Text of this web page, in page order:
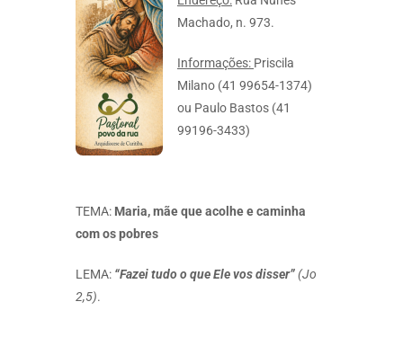
Machado, n. 973.
Informações: Priscila
Milano (41 99654-1374)
ou Paulo Bastos (41
99196-3433)
TEMA: Maria, mãe que acolhe e caminha
com os pobres
LEMA: “Fazei tudo o que Ele vos disser”(Jo
2,5).